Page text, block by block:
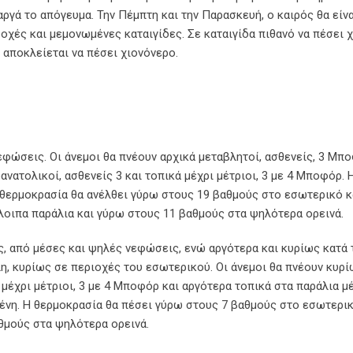
το απόγευμα. Την Πέμπτη και την Παρασκευή, ο καιρός θα
και μεμονωμένες καταιγίδες. Σε καταιγίδα πιθανό να πέσει
να πέσει χιονόνερο.
Οι άνεμοι θα πνέουν αρχικά μεταβλητοί, ασθενείς, 3
ασθενείς 3 και τοπικά μέχρι μέτριοι, 3 με 4 Μποφόρ.
θα ανέλθει γύρω στους 19 βαθμούς στο εσωτερικό
παράλια και γύρω στους 11 βαθμούς στα ψηλότερα ορεινά.
από μέσες και ψηλές νεφώσεις, ενώ αργότερα και κυρίως κατά
κυρίως σε περιοχές του εσωτερικού. Οι άνεμοι θα πνέουν
μέτριοι, 3 με 4 Μποφόρ και αργότερα τοπικά στα παράλια
Η θερμοκρασία θα πέσει γύρω στους 7 βαθμούς στο
στα ψηλότερα ορεινά.